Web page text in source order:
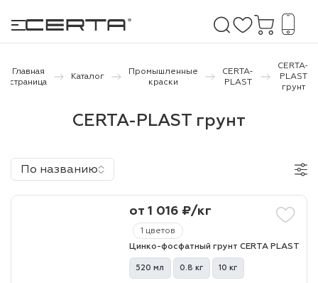
Главная
страница
Каталог
Промышленные
краски
CERTA-
PLAST
CERTA-
PLAST
грунт
CERTA-PLAST грунт
По названию
1 цветов
от 1 016 ₽/кг
Цинко-фосфатный грунт CERTA PLAST
520 мл 0.8 кг 10 кг